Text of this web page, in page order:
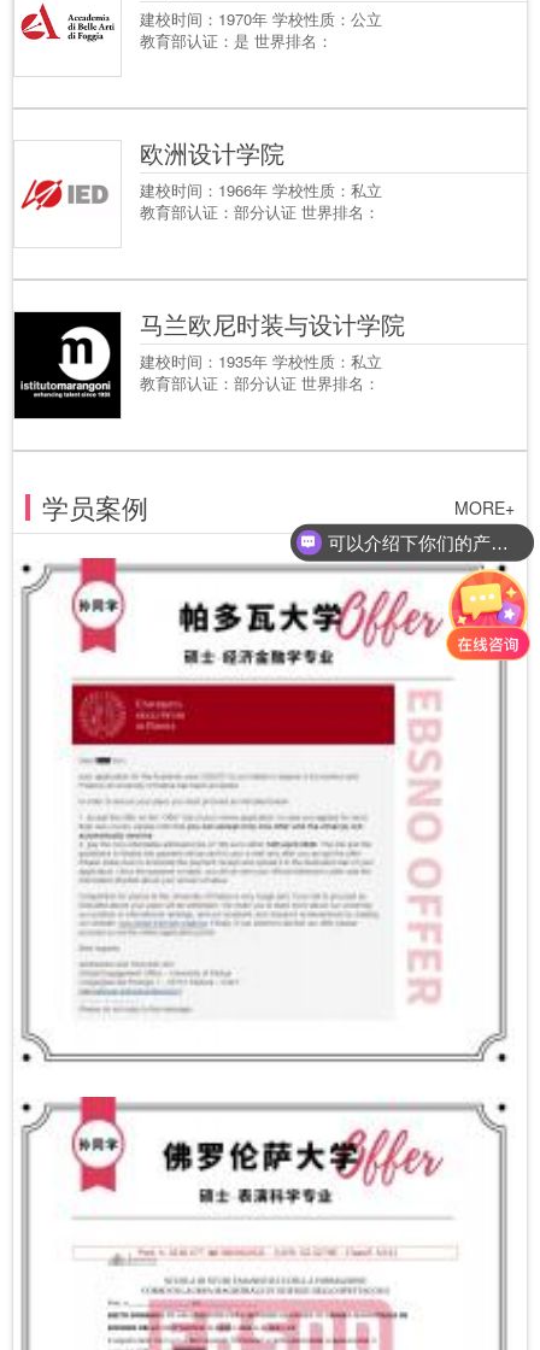
建校时间：1970年 学校性质：公立
教育部认证：是 世界排名：
欧洲设计学院
建校时间：1966年 学校性质：私立
教育部认证：部分认证 世界排名：
马兰欧尼时装与设计学院
建校时间：1935年 学校性质：私立
教育部认证：部分认证 世界排名：
学员案例 MORE+
可以介绍下你们的产品么？